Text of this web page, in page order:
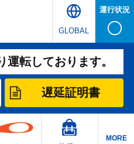
GLOBAL
運行状況
転しております。
遅延証明書
MORE